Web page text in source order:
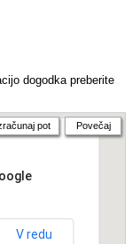
dogodka preberite
V redu
pot Povečaj